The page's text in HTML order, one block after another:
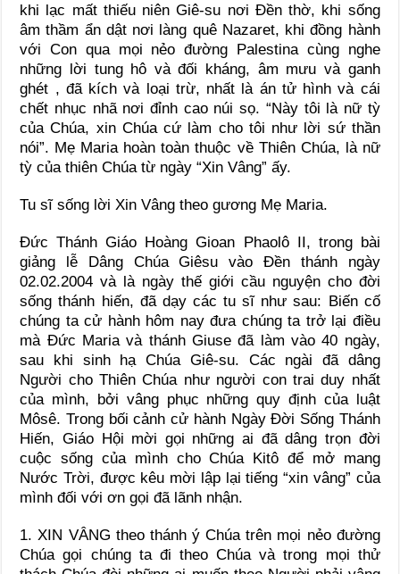
khi lạc mất thiếu niên Giê-su nơi Đền thờ, khi sống
âm thầm ẩn dật nơi làng quê Nazaret, khi đồng hành
với Con qua mọi nẻo đường Palestina cùng nghe
những lời tung hô và đối kháng, âm mưu và ganh
ghét , đã kích và loại trừ, nhất là án tử hình và cái
chết nhục nhã nơi đỉnh cao núi sọ. “Này tôi là nữ tỳ
của Chúa, xin Chúa cứ làm cho tôi như lời sứ thần
nói”. Mẹ Maria hoàn toàn thuộc về Thiên Chúa, là nữ
tỳ của thiên Chúa từ ngày “Xin Vâng” ấy.
Tu sĩ sống lời Xin Vâng theo gương Mẹ Maria.
Đức Thánh Giáo Hoàng Gioan Phaolô II, trong bài
giảng lễ Dâng Chúa Giêsu vào Đền thánh ngày
02.02.2004 và là ngày thế giới cầu nguyện cho đời
sống thánh hiến, đã dạy các tu sĩ như sau: Biến cố
chúng ta cử hành hôm nay đưa chúng ta trở lại điều
mà Đức Maria và thánh Giuse đã làm vào 40 ngày,
sau khi sinh hạ Chúa Giê-su. Các ngài đã dâng
Người cho Thiên Chúa như người con trai duy nhất
của mình, bởi vâng phục những quy định của luật
Môsê. Trong bối cảnh cử hành Ngày Đời Sống Thánh
Hiến, Giáo Hội mời gọi những ai đã dâng trọn đời
cuộc sống của mình cho Chúa Kitô để mở mang
Nước Trời, được kêu mời lập lại tiếng “xin vâng” của
mình đối với ơn gọi đã lãnh nhận.
1. XIN VÂNG theo thánh ý Chúa trên mọi nẻo đường
Chúa gọi chúng ta đi theo Chúa và trong mọi thử